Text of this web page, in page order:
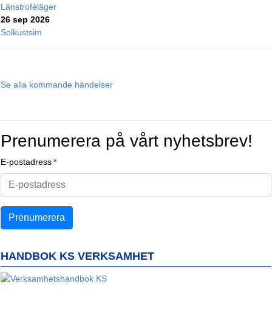
Länstroféläger
26 sep 2026
Solkustsim
Se alla kommande händelser
Prenumerera på vårt nyhetsbrev!
E-postadress
HANDBOK KS VERKSAMHET